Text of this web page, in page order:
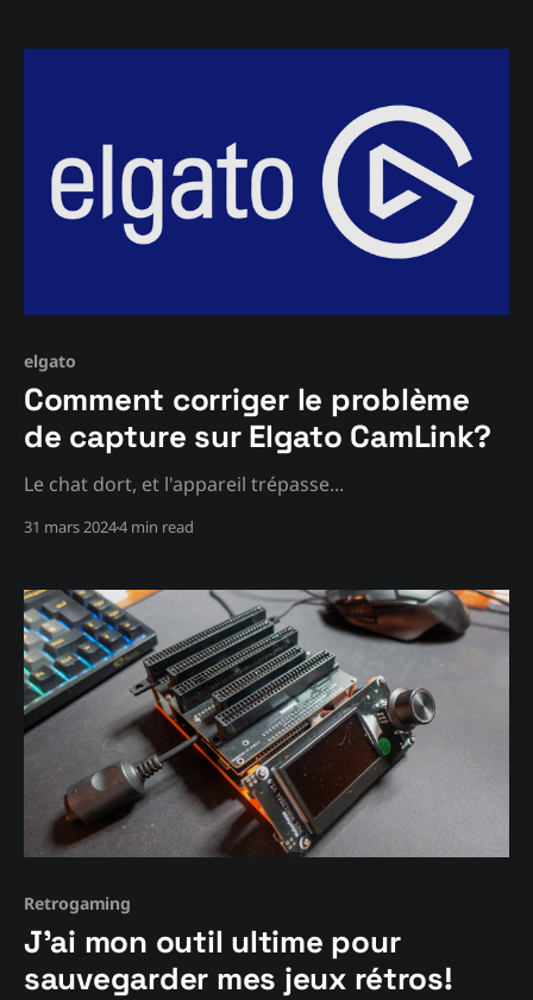
elgato
Comment corriger le problème
de capture sur Elgato CamLink?
Le chat dort, et l'appareil trépasse...
31 mars 20244 min read
Retrogaming
J'ai mon outil ultime pour
sauvegarder mes jeux rétros!